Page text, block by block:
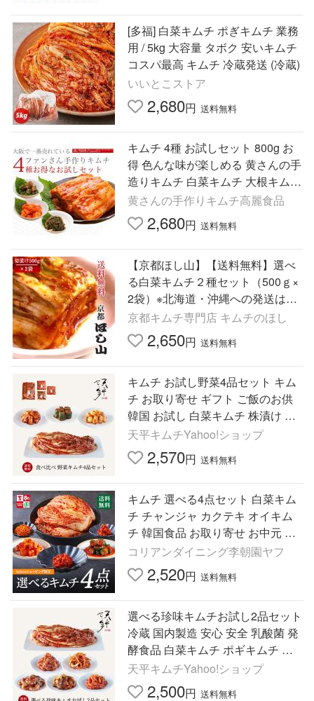
[多福] 白菜キムチ ポぎキムチ 業務
用 / 5kg 大容量 タボク 安いキムチ
コスパ最高 キムチ 冷蔵発送 (冷蔵)
いいとこストア
2,680円 送料無料
キムチ 4種 お試しセット 800g お
得 色んな味が楽しめる 黄さんの手
造りキムチ 白菜キムチ 大根キムチ
胡瓜キムチ 小松菜キムチ 【冷蔵】
【送料無料】
黄さんの手作りキムチ高麗食品
2,680円 送料無料
【京都ほし山】【送料無料】選べ
る白菜キムチ２種セット（500ｇ×
2袋）※北海道・沖縄への発送は別
途800円頂戴いたします。【ネッ
ト限定】
京都キムチ専門店 キムチのほし
2,650円 送料無料
キムチ お試し野菜4品セット キム
チ お取り寄せ ギフト ご飯のお供
韓国 お試し 白菜キムチ 株漬け 手
塗り 天平キムチ
天平キムチYahoo!ショップ
2,570円 送料無料
キムチ 選べる4点セット 白菜キム
チ チャンジャ カクテキ オイキム
チ 韓国食品 お取り寄せ お中元 ギ
フト 李朝園
コリアンダイニング李朝園ヤフ
2,520円 送料無料
選べる珍味キムチお試し2品セット
冷蔵 国内製造 安心 安全 乳酸菌 発
酵食品 白菜キムチ ポギキムチ 天
平 ※北海道と沖縄は別途送料1000
円頂戴します。
天平キムチYahoo!ショップ
2,500円 送料無料